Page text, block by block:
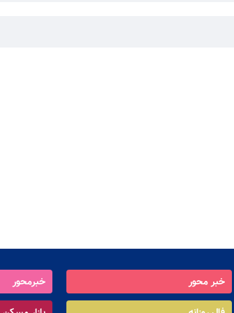
خبر محور خبرمحور